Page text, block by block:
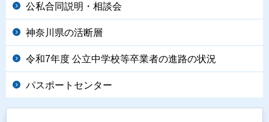
公私合同説明・相談会
神奈川県の活断層
令和7年度 公立中学校等卒業者の進路の状況
パスポートセンター